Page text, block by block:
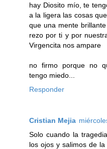
hay Diosito mío, te
a la ligera las cosas
que una mente
rezo por ti y por
Virgencita nos ampare
no firmo porque no
tengo miedo...
Responder
Cristian Mejia
Solo cuando la
los ojos y salimos de